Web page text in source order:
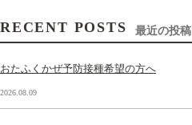
RECENT POSTS 最近の投稿
おたふくかぜ予防接種希望の方へ
2026.08.09